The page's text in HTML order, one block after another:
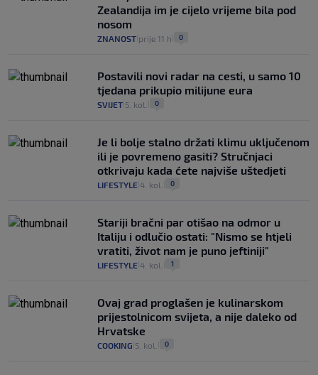
Zealandija im je cijelo vrijeme bila pod
nosom
ZNANOST prije 11 h 0
Postavili novi radar na cesti, u samo 10
tjedana prikupio milijune eura
SVIJET 5. kol. 0
Je li bolje stalno držati klimu uključenom
ili je povremeno gasiti? Stručnjaci
otkrivaju kada ćete najviše uštedjeti
LIFESTYLE 4. kol. 0
Stariji bračni par otišao na odmor u
Italiju i odlučio ostati: "Nismo se htjeli
vratiti, život nam je puno jeftiniji"
LIFESTYLE 4. kol. 1
Ovaj grad proglašen je kulinarskom
prijestolnicom svijeta, a nije daleko od
Hrvatske
COOKING 5. kol. 0